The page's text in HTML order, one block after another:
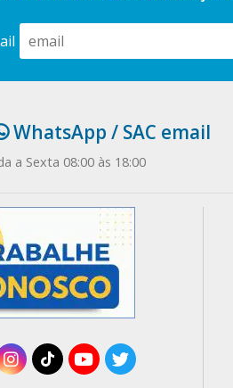
WhatsApp / SAC email
a Sexta 08:00 às 18:00